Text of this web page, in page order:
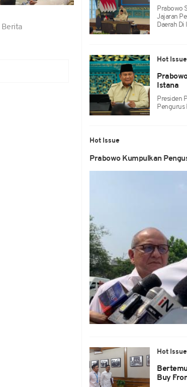
Berita
Prabowo
Jajaran
Daerah Di
Hot Issue
Istana
Presiden
Pengurus
Hot Issue
Prabowo Kumpulkan
Hot Issue
Buy